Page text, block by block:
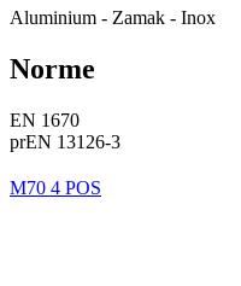
Aluminium - Zamak - Inox
Norme
EN 1670
prEN 13126-3
M70 4 POS